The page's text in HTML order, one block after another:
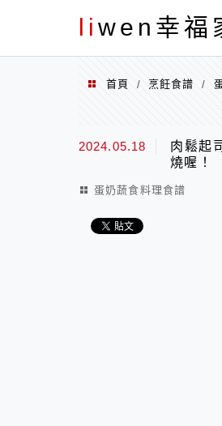
li wen幸福
menu
首頁 / 烹飪食譜 /
2024.05.18
肉鬆起
燒喔！
蛋奶蔬食料理食譜